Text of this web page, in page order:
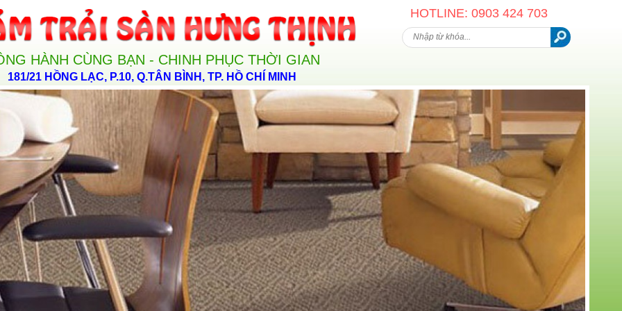
HÀNH CÙNG BẠN - CHINH PHỤC THỜI GIAN
181/21 HỒNG LẠC, P.10, Q.TÂN BÌNH, TP. HỒ CHÍ MINH
HOTLINE: 0903 424 703